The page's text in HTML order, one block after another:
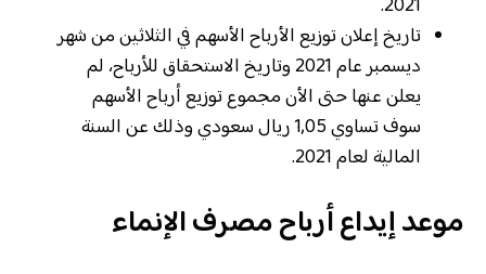
2021.
تاريخ إعلان توزيع الأرباح الأسهم في الثلاثين من شهر
ديسمبر عام 2021 وتاريخ الاستحقاق للأرباح، لم
يعلن عنها حتى الأن مجموع توزيع أرباح الأسهم
سوف تساوي 1,05 ريال سعودي وذلك عن السنة
المالية لعام 2021.
موعد إيداع أرباح مصرف الإنماء